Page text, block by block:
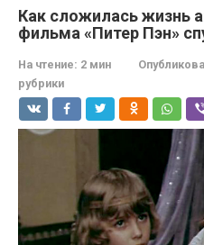
Как сложилась жизнь
фильма «Питер Пэн»
На чтение: 2 мин
рубрики